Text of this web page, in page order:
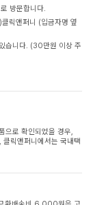
방문합니다.
릭앤퍼니 (입금자명 옆
습니다. (30만원 이상 주
으로 확인되었을 경우,
릭앤퍼니에서는 국내택